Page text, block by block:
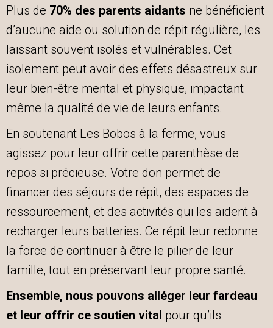
Plus de 70% des parents aidants ne bénéficient
d’aucune aide ou solution de répit régulière, les
laissant souvent isolés et vulnérables. Cet
isolement peut avoir des effets désastreux sur
leur bien-être mental et physique, impactant
même la qualité de vie de leurs enfants.
En soutenant Les Bobos à la ferme, vous
agissez pour leur offrir cette parenthèse de
repos si précieuse. Votre don permet de
financer des séjours de répit, des espaces de
ressourcement, et des activités qui les aident à
recharger leurs batteries. Ce répit leur redonne
la force de continuer à être le pilier de leur
famille, tout en préservant leur propre santé.
Ensemble, nous pouvons alléger leur fardeau
et leur offrir ce soutien vital pour qu’ils